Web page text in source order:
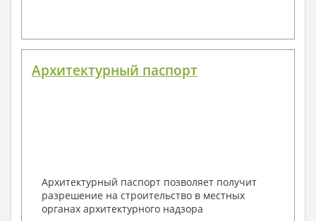
Архитектурный паспорт
Архитектурный паспорт позволяет получит
разрешение на строительство в местных
органах архитектурного надзора